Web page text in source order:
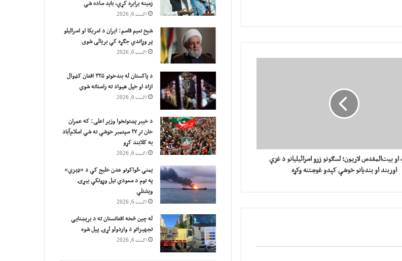
او بیت‌المقدس لاريون؛ لسګونو زرو اسرائیلیانو د غزې
اوربند او بندیانو خوشې کېدو غوښتنه وکړه
زمینه برابره کړې، باید ساده شي
اگست 6, 2026
شیخ نعیم قاسم: ایران د امریکا او اسرائیلو
پر وړاندې جګړه کې بریالی شوی
اگست 6, 2026
د پاکستان له بندخونو ۳۲۵ افغان کډوال
ازاد او خپل هېواد ته راستانه شوي
اگست 6, 2026
د خیبر پښتونخوا وزیر اعلی: که عمران
خان تر ۲۷ سپتمبر خوشې نه شي اسلام‌آباد
به کلابند کړو
اگست 6, 2026
یمني ځواکونو عدن خلیج کې د «ډېزي»
په نوم د سعودي تېل وړونکې بېړۍ
ویشتلې
اگست 6, 2026
له چین څخه افغانستان ته د برېښنايي
تجهیزاتو د واردولو لړۍ پیل شوه
اگست 6, 2026